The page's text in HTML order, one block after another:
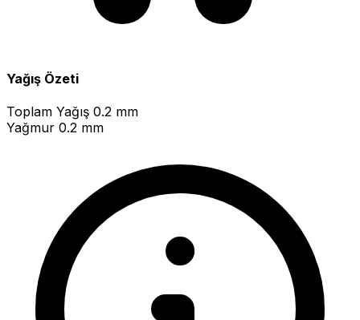
Yağış Özeti
Toplam Yağış 0.2 mm
Yağmur 0.2 mm